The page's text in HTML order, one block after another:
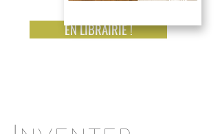
EN LIBRAIRIE !